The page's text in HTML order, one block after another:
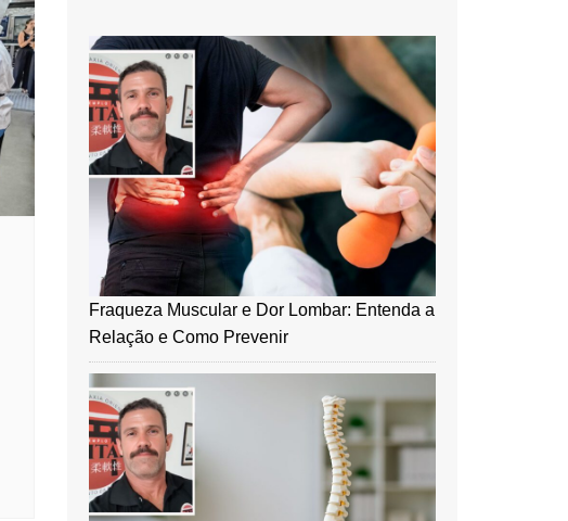
Fraqueza Muscular e Dor Lombar: Entenda a
Relação e Como Prevenir